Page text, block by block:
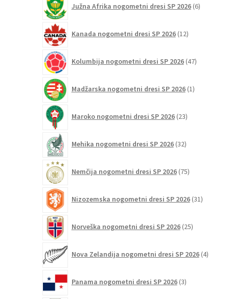
Južna Afrika nogometni dresi SP 2026 6izdelkov
Kanada nogometni dresi SP 2026 12izdelkov
Kolumbija nogometni dresi SP 2026 47izdelkov
Madžarska nogometni dresi SP 2026 1izdelek
Maroko nogometni dresi SP 2026 23izdelkov
Mehika nogometni dresi SP 2026 32izdelkov
Nemčija nogometni dresi SP 2026 75izdelkov
Nizozemska nogometni dresi SP 2026 31izdelkov
Norveška nogometni dresi SP 2026 25izdelkov
Nova Zelandija nogometni dresi SP 2026 4izdelki
Panama nogometni dresi SP 2026 3izdelki